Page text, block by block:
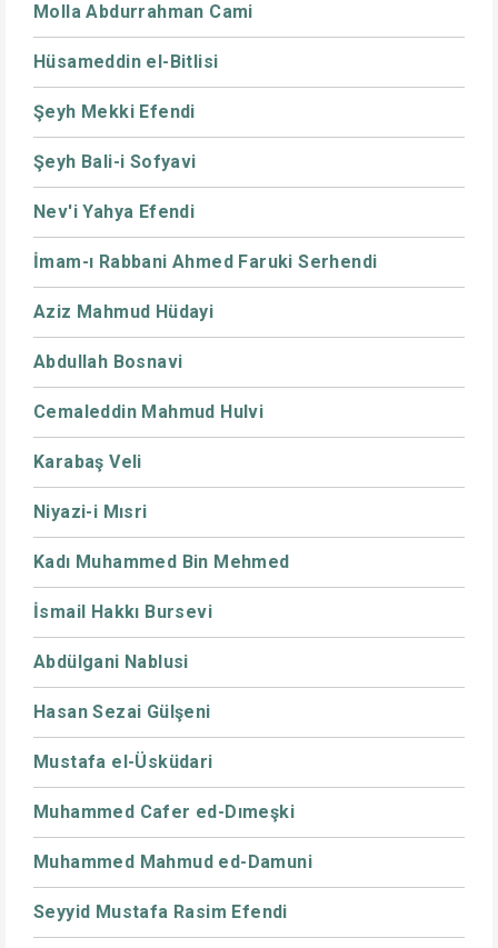
Molla Abdurrahman Cami
Hüsameddin el-Bitlisi
Şeyh Mekki Efendi
Şeyh Bali-i Sofyavi
Nev'i Yahya Efendi
İmam-ı Rabbani Ahmed Faruki Serhendi
Aziz Mahmud Hüdayi
Abdullah Bosnavi
Cemaleddin Mahmud Hulvi
Karabaş Veli
Niyazi-i Mısri
Kadı Muhammed Bin Mehmed
İsmail Hakkı Bursevi
Abdülgani Nablusi
Hasan Sezai Gülşeni
Mustafa el-Üsküdari
Muhammed Cafer ed-Dımeşki
Muhammed Mahmud ed-Damuni
Seyyid Mustafa Rasim Efendi